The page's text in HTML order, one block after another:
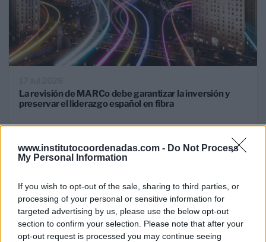
www.institutocoordenadas.com - Do Not Process
My Personal Information
If you wish to opt-out of the sale, sharing to third parties, or
processing of your personal or sensitive information for
targeted advertising by us, please use the below opt-out
section to confirm your selection. Please note that after your
opt-out request is processed you may continue seeing
La revisión de MARCo debe garantizar la inversión y
preservar el liderazgo español en fibra
RETOS MERCADO TELECOM